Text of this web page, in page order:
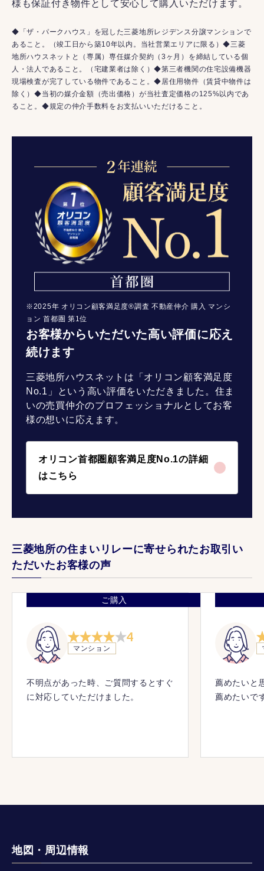
様も保証付き物件として安心して購入いただけます。
◆「ザ・パークハウス」を冠した三菱地所レジデンス分譲マンションで
あること。（竣工日から築10年以内。当社営業エリアに限る）◆三菱
地所ハウスネットと（専属）専任媒介契約（3ヶ月）を締結している個
人・法人であること。（宅建業者は除く）◆第三者機関の住宅設備機器
現場検査が完了している物件であること。◆居住用物件（賃貸中物件は
除く）◆当初の媒介金額（売出価格）が当社査定価格の125%以内であ
ること。◆規定の仲介手数料をお支払いいただけること。
お客様からいただいた高い評価に応え
続けます
三菱地所ハウスネットは「オリコン顧客満足度
No.1」という高い評価をいただきました。住ま
いの売買仲介のプロフェッショナルとしてお客
様の想いに応えます。
オリコン首都圏顧客満足度No.1の詳細
はこちら
※2025年 オリコン顧客満足度®調査 不動産仲介 購入 マンシ
ョン 首都圏 第1位
三菱地所の住まいリレーに寄せられたお取引い
ただいたお客様の声
ご購入
4
マンション
不明点があった時、ご質問するとすぐ
に対応していただけました。
薦めたいと
薦めたいで
地図・周辺情報